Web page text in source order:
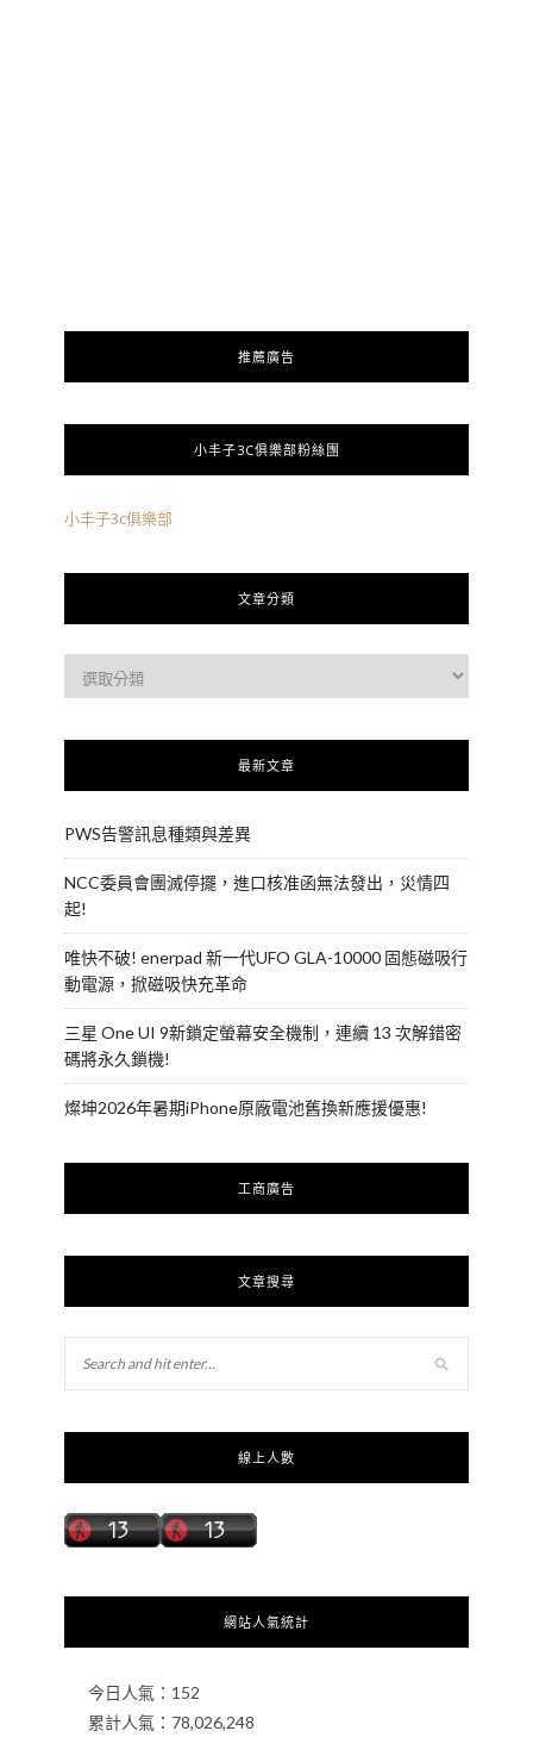
推薦廣告
小丰子3C俱樂部粉絲團
小丰子3c俱樂部
文章分類
最新文章
PWS告警訊息種類與差異
NCC委員會團滅停擺，進口核准函無法發出，災情四
起!
唯快不破! enerpad 新一代UFO GLA-10000 固態磁吸行
動電源，掀磁吸快充革命
三星 One UI 9新鎖定螢幕安全機制，連續 13 次解錯密
碼將永久鎖機!
燦坤2026年暑期iPhone原廠電池舊換新應援優惠!
工商廣告
文章搜尋
線上人數
網站人氣統計
今日人氣： 152
累計人氣： 78,026,248